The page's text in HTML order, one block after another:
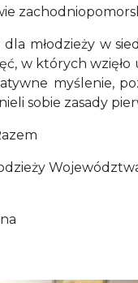
młodzieży w
w których
myślenie,
sobie zasady